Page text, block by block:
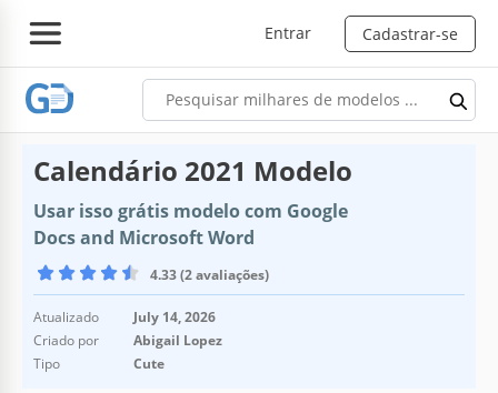
Entrar Cadastrar-se
Calendário 2021 Modelo
Usar isso grátis modelo com Google
Docs and Microsoft Word
4.33 (2 avaliações)
Atualizado
July 14, 2026
Criado por
Abigail Lopez
Tipo
Cute